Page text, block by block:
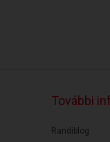
További
Randiblog